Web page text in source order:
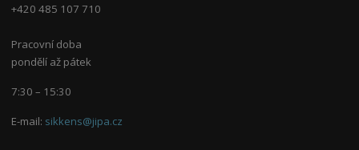
+420 485 107 710
Pracovní doba
pondělí až pátek
7:30 – 15:30
E-mail: sikkens@jipa.cz